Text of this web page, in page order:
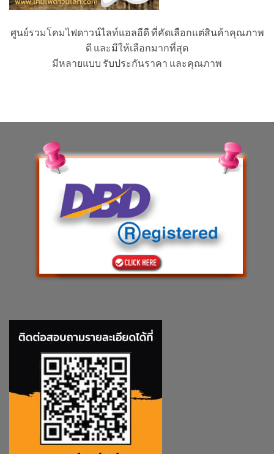
ศูนย์รวมโคมไฟดาวน์ไลท์แอลอีดี ที่คัดเลือกแต่สินค้าคุณภาพ
ดี และมีให้เลือกมากที่สุด
มีหลายแบบ รับประกันราคา และคุณภาพ